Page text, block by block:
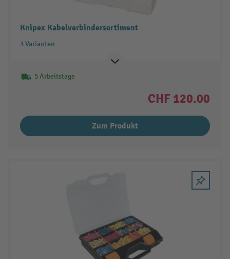
Knipex Kabelverbindersortiment
3 Varianten
5 Arbeitstage
CHF 120.00
Zum Produkt